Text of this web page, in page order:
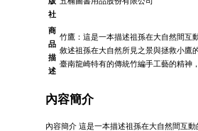
社
商
品
描
述
竹鷹：這是一本描述祖孫在大自然間互
敘述祖孫在大自然所見之景與拯救小鷹
臺南龍崎特有的傳統竹編手工藝的精神
內容簡介
內容簡介 這是一本描述祖孫在大自然間互